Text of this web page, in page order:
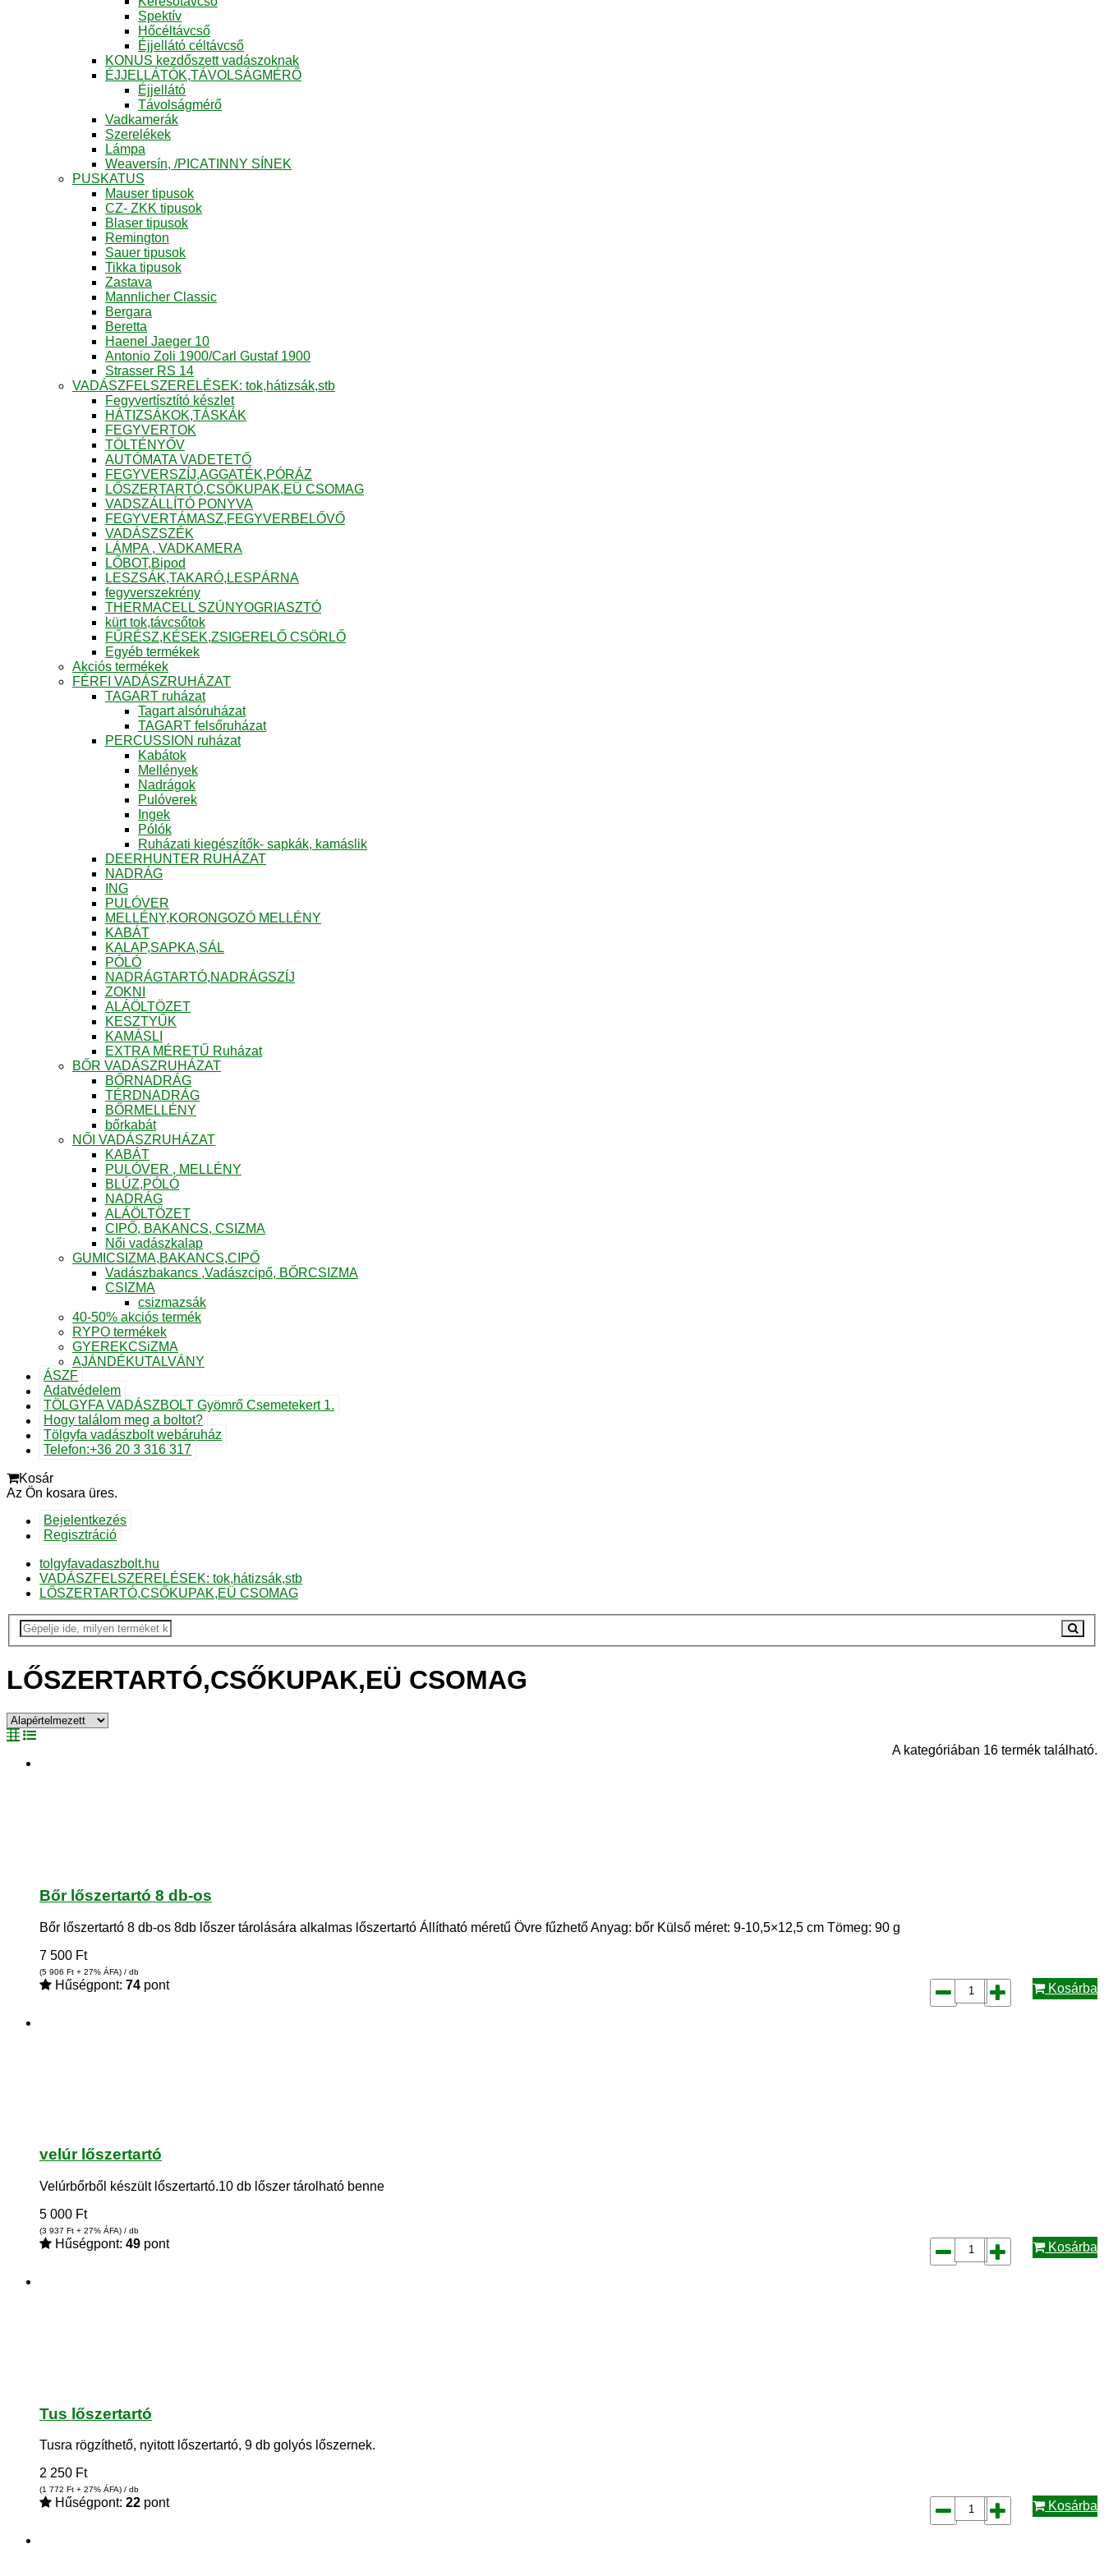
Spektív
Hőcéltávcső
Éjjellátó céltávcső
KONUS kezdőszett vadászoknak
ÉJJELLÁTÓK,TÁVOLSÁGMÉRŐ
Éjjellátó
Távolságmérő
Vadkamerák
Szerelékek
Lámpa
Weaversín, /PICATINNY SÍNEK
PUSKATUS
Mauser tipusok
CZ- ZKK tipusok
Blaser tipusok
Remington
Sauer tipusok
Tikka tipusok
Zastava
Mannlicher Classic
Bergara
Beretta
Haenel Jaeger 10
Antonio Zoli 1900/Carl Gustaf 1900
Strasser RS 14
VADÁSZFELSZERELÉSEK: tok,hátizsák,stb
Fegyvertísztító készlet
HÁTIZSÁKOK,TÁSKÁK
FEGYVERTOK
TÖLTÉNYŐV
AUTÓMATA VADETETŐ
FEGYVERSZÍJ,AGGATÉK,PÓRÁZ
LŐSZERTARTÓ,CSŐKUPAK,EÜ CSOMAG
VADSZÁLLÍTÓ PONYVA
FEGYVERTÁMASZ,FEGYVERBELŐVŐ
VADÁSZSZÉK
LÁMPA , VADKAMERA
LŐBOT,Bipod
LESZSÁK,TAKARÓ,LESPÁRNA
fegyverszekrény
THERMACELL SZÚNYOGRIASZTÓ
kürt tok,távcsőtok
FŰRÉSZ,KÉSEK,ZSIGERELŐ CSÖRLŐ
Egyéb termékek
Akciós termékek
FÉRFI VADÁSZRUHÁZAT
TAGART ruházat
Tagart alsóruházat
TAGART felsőruházat
PERCUSSION ruházat
Kabátok
Mellények
Nadrágok
Pulóverek
Ingek
Pólók
Ruházati kiegészítők- sapkák, kamáslik
DEERHUNTER RUHÁZAT
NADRÁG
ING
PULÓVER
MELLÉNY,KORONGOZÓ MELLÉNY
KABÁT
KALAP,SAPKA,SÁL
PÓLÓ
NADRÁGTARTÓ,NADRÁGSZÍJ
ZOKNI
ALÁÖLTÖZET
KESZTYŰK
KAMÁSLI
EXTRA MÉRETŰ Ruházat
BŐR VADÁSZRUHÁZAT
BŐRNADRÁG
TÉRDNADRÁG
BŐRMELLÉNY
bőrkabát
NŐI VADÁSZRUHÁZAT
KABÁT
PULÓVER , MELLÉNY
BLÚZ,PÓLÓ
NADRÁG
ALÁÖLTÖZET
CIPŐ, BAKANCS, CSIZMA
Női vadászkalap
GUMICSIZMA,BAKANCS,CIPŐ
Vadászbakancs ,Vadászcipő, BŐRCSIZMA
CSIZMA
csizmazsák
40-50% akciós termék
RYPO termékek
GYEREKCSiZMA
AJÁNDÉKUTALVÁNY
ÁSZF
Adatvédelem
TÖLGYFA VADÁSZBOLT Gyömrő Csemetekert 1.
Hogy találom meg a boltot?
Tölgyfa vadászbolt webáruház
Telefon:+36 20 3 316 317
Kosár
Az Ön kosara üres.
Bejelentkezés
Regisztráció
tolgyfavadaszbolt.hu
VADÁSZFELSZERELÉSEK: tok,hátizsák,stb
LŐSZERTARTÓ,CSŐKUPAK,EÜ CSOMAG
LŐSZERTARTÓ,CSŐKUPAK,EÜ CSOMAG
A kategóriában 16 termék található.
Bőr lőszertartó 8 db-os
Bőr lőszertartó 8 db-os 8db lőszer tárolására alkalmas lőszertartó Állítható méretű Övre fűzhető Anyag: bőr Külső méret: 9-10,5×12,5 cm Tömeg: 90 g
7 500 Ft
(5 906 Ft + 27% ÁFA) / db
Hűségpont: 74 pont Kosárba
velúr lőszertartó
Velúrbőrből készült lőszertartó.10 db lőszer tárolható benne
5 000 Ft
(3 937 Ft + 27% ÁFA) / db
Hűségpont: 49 pont Kosárba
Tus lőszertartó
Tusra rögzíthető, nyitott lőszertartó, 9 db golyós lőszernek.
2 250 Ft
(1 772 Ft + 27% ÁFA) / db
Hűségpont: 22 pont Kosárba